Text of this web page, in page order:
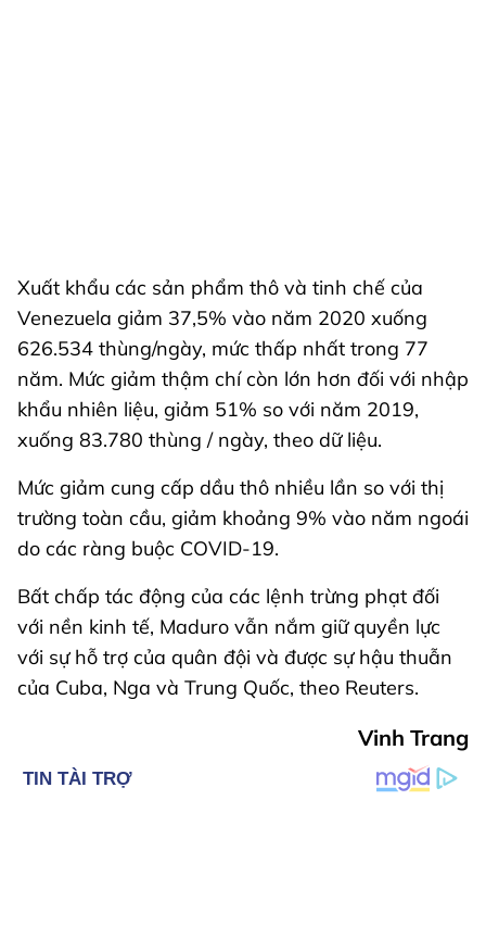
Xuất khẩu các sản phẩm thô và tinh chế của
Venezuela giảm 37,5% vào năm 2020 xuống
626.534 thùng/ngày, mức thấp nhất trong 77
năm. Mức giảm thậm chí còn lớn hơn đối với nhập
khẩu nhiên liệu, giảm 51% so với năm 2019,
xuống 83.780 thùng / ngày, theo dữ liệu.
Mức giảm cung cấp dầu thô nhiều lần so với thị
trường toàn cầu, giảm khoảng 9% vào năm ngoái
do các ràng buộc COVID-19.
Bất chấp tác động của các lệnh trừng phạt đối
với nền kinh tế, Maduro vẫn nắm giữ quyền lực
với sự hỗ trợ của quân đội và được sự hậu thuẫn
của Cuba, Nga và Trung Quốc, theo Reuters.
Vinh Trang